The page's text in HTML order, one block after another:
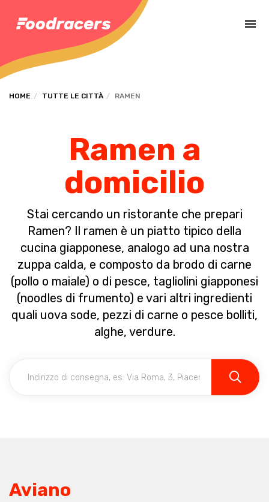
HOME TUTTE LE CITTÀ RAMEN
Ramen a
domicilio
Stai cercando un ristorante che prepari
Ramen? Il ramen è un piatto tipico della
cucina giapponese, analogo ad una nostra
zuppa calda, e composto da brodo di carne
(pollo o maiale) o di pesce, tagliolini giapponesi
(noodles di frumento) e vari altri ingredienti
quali uova sode, pezzi di carne o pesce bolliti,
alghe, verdure.
Aviano